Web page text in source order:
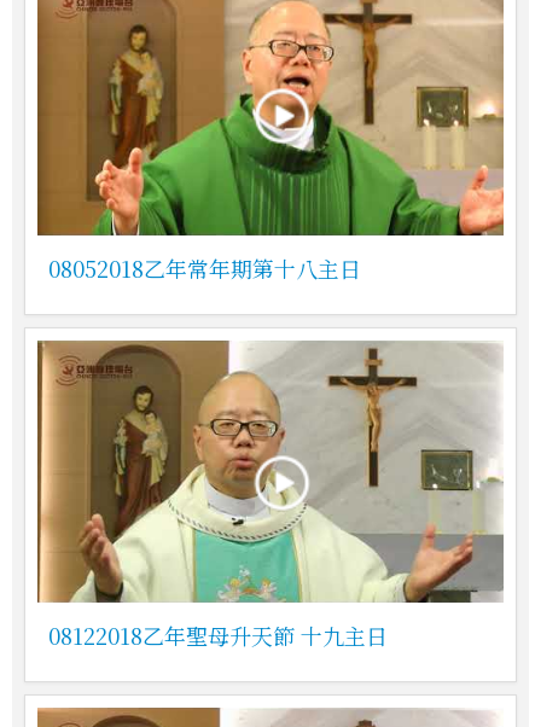
08052018乙年常年期第十八主日
08122018乙年聖母升天節 十九主日